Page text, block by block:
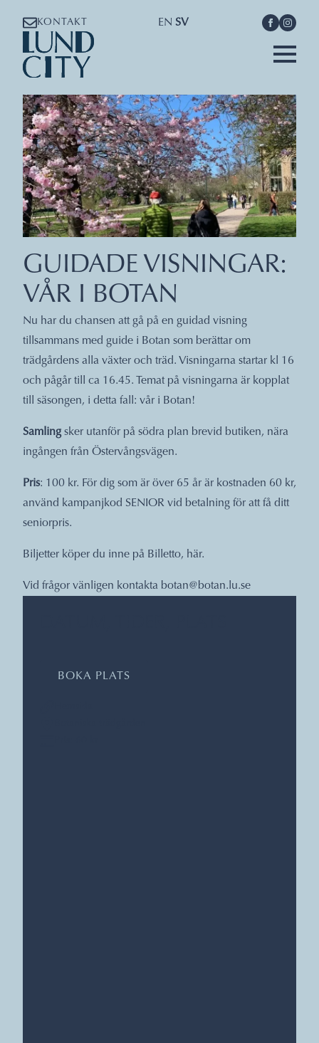
KONTAKT EN SV
GUIDADE VISNINGAR:
VÅR I BOTAN
Nu har du chansen att gå på en guidad visning
tillsammans med guide i Botan som berättar om
trädgårdens alla växter och träd. Visningarna startar kl 16
och pågår till ca 16.45. Temat på visningarna är kopplat
till säsongen, i detta fall: vår i Botan!
Samling sker utanför på södra plan brevid butiken, nära
ingången från Östervångsvägen.
Pris: 100 kr. För dig som är över 65 år är kostnaden 60 kr,
använd kampanjkod SENIOR vid betalning för att få ditt
seniorpris.
Biljetter köper du inne på Billetto, här.
Vid frågor vänligen kontakta botan@botan.lu.se
BOKA PLATS